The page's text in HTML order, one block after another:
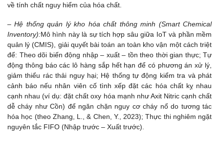
về tính chất nguy hiểm của hóa chất.
– Hệ thống quản lý kho hóa chất thông minh (Smart Chemical
Inventory):Mô hình này là sự tích hợp sâu giữa IoT và phần mềm
quản lý (CMIS), giải quyết bài toán an toàn kho vận một cách triệt
để: Theo dõi biến động nhập – xuất – tồn theo thời gian thực; Tự
động thông báo các lô hàng sắp hết hạn để có phương án xử lý,
giảm thiểu rác thải nguy hại; Hệ thống tự động kiểm tra và phát
cảnh báo nếu nhân viên cố tình xếp đặt các hóa chất kỵ nhau
cạnh nhau (ví dụ: đặt chất oxy hóa mạnh như Axit Nitric cạnh chất
dễ cháy như Cồn) để ngăn chặn nguy cơ cháy nổ do tương tác
hóa học (theo Zhang, L., & Chen, Y., 2023); Thực thi nghiêm ngặt
nguyên tắc FIFO (Nhập trước – Xuất trước).